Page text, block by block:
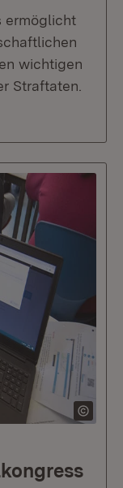
ermöglicht
wichtigen
Straftaten.